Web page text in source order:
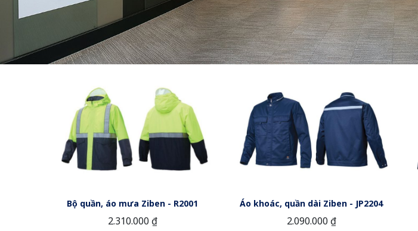
Bộ quần, áo mưa Ziben - R2001
2.310.000 ₫
Áo khoác, quần dài Ziben - JP2204
2.090.000 ₫